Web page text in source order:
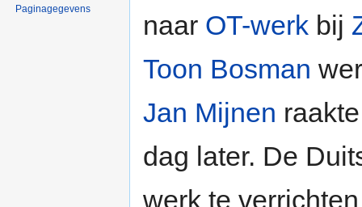
naar OT-werk bij
Toon Bosman
Jan Mijnen
dag later. De
werk te
Paginagegevens